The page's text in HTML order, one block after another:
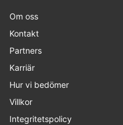
Om oss
Kontakt
Partners
Karriär
Hur vi bedömer
Villkor
Integritetspolicy